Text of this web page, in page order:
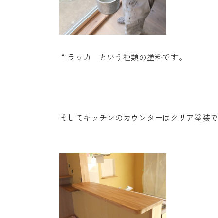
↑ラッカーという種類の塗料です。
そしてキッチンのカウンターはクリア塗装で